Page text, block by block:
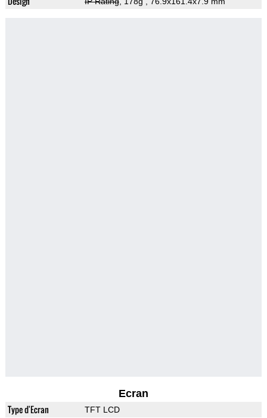
Ecran
Type d'Ecran TFT LCD